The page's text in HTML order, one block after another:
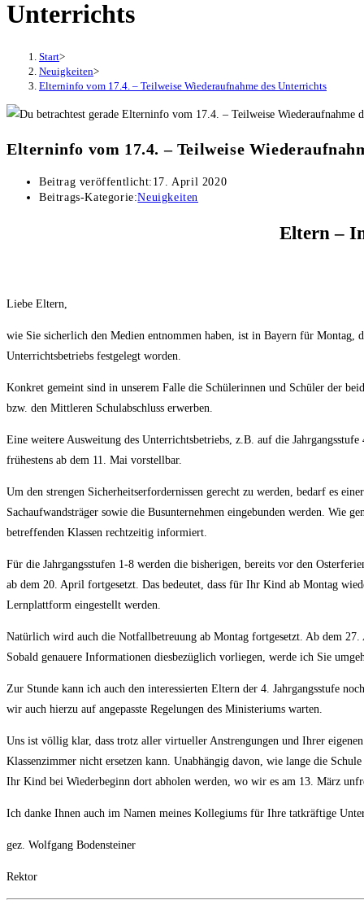
Unterrichts
Start>
Neuigkeiten>
Elterninfo vom 17.4. – Teilweise Wiederaufnahme des Unterrichts
Elterninfo vom 17.4. – Teilweise
Beitrag veröffentlicht: 17. April 2020
Beitrags-Kategorie:Neuigkeiten
Eltern –
Liebe Eltern,
wie Sie sicherlich den Medien entnommen haben, ist in Bayern für Montag,
Unterrichtsbetriebs festgelegt worden.
Konkret gemeint sind in unserem Falle die Schülerinnen und Schüler der
bzw. den Mittleren Schulabschluss erwerben.
Eine weitere Ausweitung des Unterrichtsbetriebs, z.B. auf die
frühestens ab dem 11. Mai vorstellbar.
Um den strengen Sicherheitserfordernissen gerecht zu werden, bedarf es
Sachaufwandsträger sowie die Busunternehmen eingebunden werden. Wie
betreffenden Klassen rechtzeitig informiert.
Für die Jahrgangsstufen 1-8 werden die bisherigen, bereits vor den
ab dem 20. April fortgesetzt. Das bedeutet, dass für Ihr Kind ab Montag
Lernplattform eingestellt werden.
Natürlich wird auch die Notfallbetreuung ab Montag fortgesetzt. Ab dem
Sobald genauere Informationen diesbezüglich vorliegen, werde ich Sie
Zur Stunde kann ich auch den interessierten Eltern der 4. Jahrgangsstufe
wir auch hierzu auf angepasste Regelungen des Ministeriums warten.
Uns ist völlig klar, dass trotz aller virtueller Anstrengungen und Ihrer
Klassenzimmer nicht ersetzen kann. Unabhängig davon, wie lange die
Ihr Kind bei Wiederbeginn dort abholen werden, wo wir es am 13. März
Ich danke Ihnen auch im Namen meines Kollegiums für Ihre tatkräftige
gez. Wolfgang Bodensteiner
Rektor